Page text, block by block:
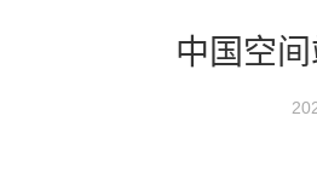
中国空